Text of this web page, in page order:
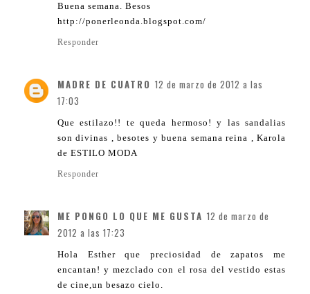
Buena semana. Besos
http://ponerleonda.blogspot.com/
Responder
MADRE DE CUATRO 12 de marzo de 2012 a las
17:03
Que estilazo!! te queda hermoso! y las sandalias
son divinas , besotes y buena semana reina , Karola
de ESTILO MODA
Responder
ME PONGO LO QUE ME GUSTA 12 de marzo de
2012 a las 17:23
Hola Esther que preciosidad de zapatos me
encantan! y mezclado con el rosa del vestido estas
de cine,un besazo cielo.